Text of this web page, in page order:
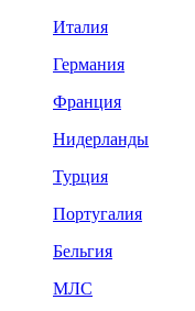
Италия
Германия
Франция
Нидерланды
Турция
Португалия
Бельгия
МЛС